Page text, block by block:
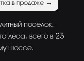
в продаже →
поселок,
леса, всего в 23
шоссе.